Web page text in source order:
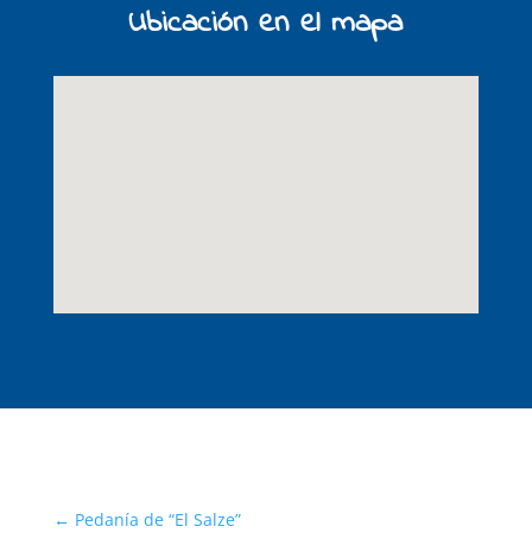
Ubicación en el mapa
← Pedanía de “El Salze”